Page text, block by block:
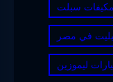
سبلت
في مصر
ليموزين